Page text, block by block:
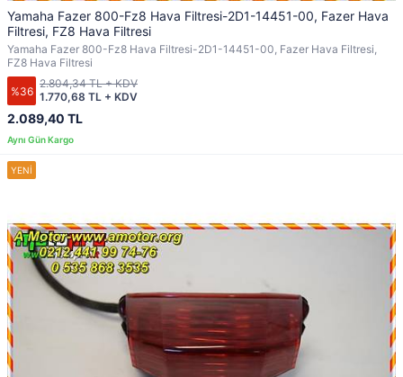
Yamaha Fazer 800-Fz8 Hava Filtresi-2D1-14451-00, Fazer Hava
Filtresi, FZ8 Hava Filtresi
Yamaha Fazer 800-Fz8 Hava Filtresi-2D1-14451-00, Fazer Hava Filtresi,
FZ8 Hava Filtresi
%36
2.089,40 TL
1.770,68 TL + KDV
2.804,34 TL + KDV